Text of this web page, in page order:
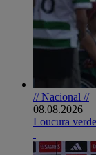
// Nacional //
08.08.2026
Loucura